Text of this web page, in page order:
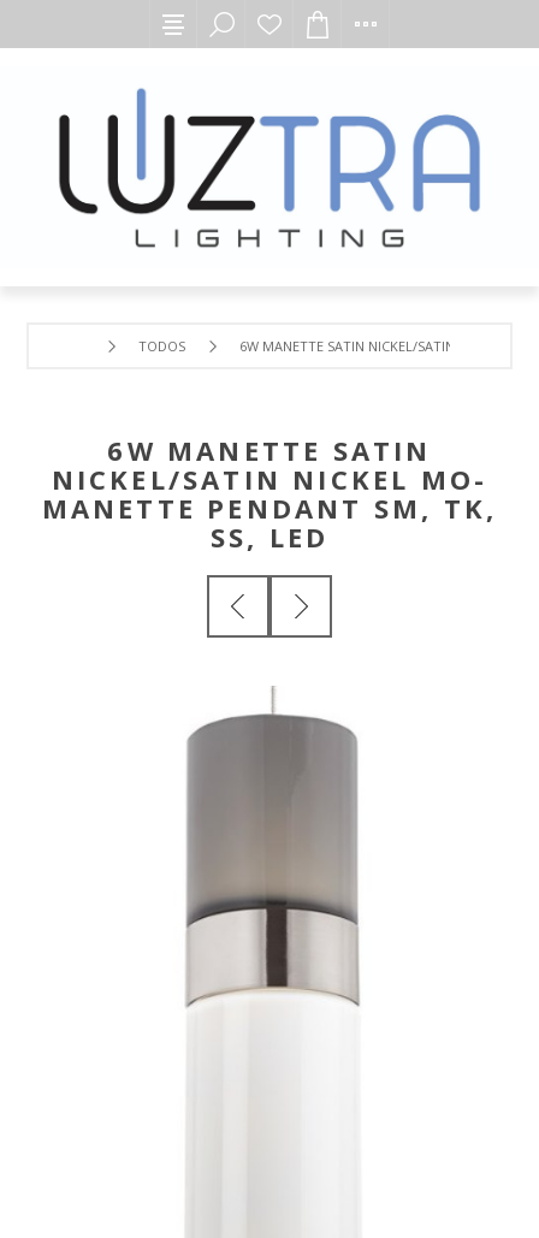
TODOS 6W MANETTE SATIN NICKEL/SATIN NICKEL
6W MANETTE SATIN
NICKEL/SATIN NICKEL MO-
MANETTE PENDANT SM, TK,
SS, LED